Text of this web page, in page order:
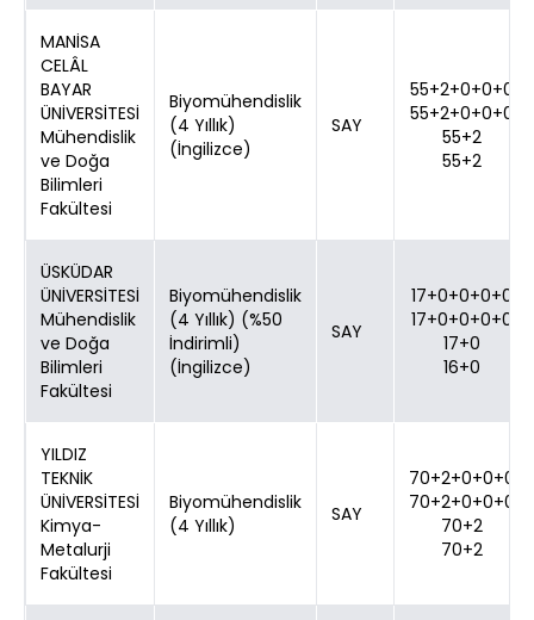
MANİSA
CELÂL
BAYAR
ÜNİVERSİTESİ
Mühendislik
ve Doğa
Bilimleri
Fakültesi
Biyomühendislik
(4 Yıllık)
(İngilizce)
SAY
55+2+0+0+0
55+2+0+0+0
55+2
55+2
ÜSKÜDAR
ÜNİVERSİTESİ
Mühendislik
ve Doğa
Bilimleri
Fakültesi
Biyomühendislik
(4 Yıllık) (%50
İndirimli)
(İngilizce)
SAY
17+0+0+0+0
17+0+0+0+0
17+0
16+0
YILDIZ
TEKNİK
ÜNİVERSİTESİ
Kimya-
Metalurji
Fakültesi
Biyomühendislik
(4 Yıllık)
SAY
70+2+0+0+0
70+2+0+0+0
70+2
70+2